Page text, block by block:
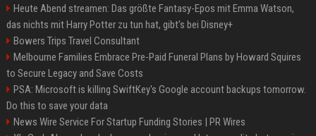
Heute Abend streamen: Das größte Fantasy-Epos mit Emma Watson,
das nichts mit Harry Potter zu tun hat, gibt's bei Disney+
Bowers Trips Travel Consultant
Melbourne Families Embrace Pre-Paid Funeral Plans by Howard Squires
to Secure Legacy and Save Costs
PSA: Microsoft is killing SwiftKey's Google account backups tomorrow.
Do this to save your data
News Wire Service For Startup Funding Stories | PR Wires